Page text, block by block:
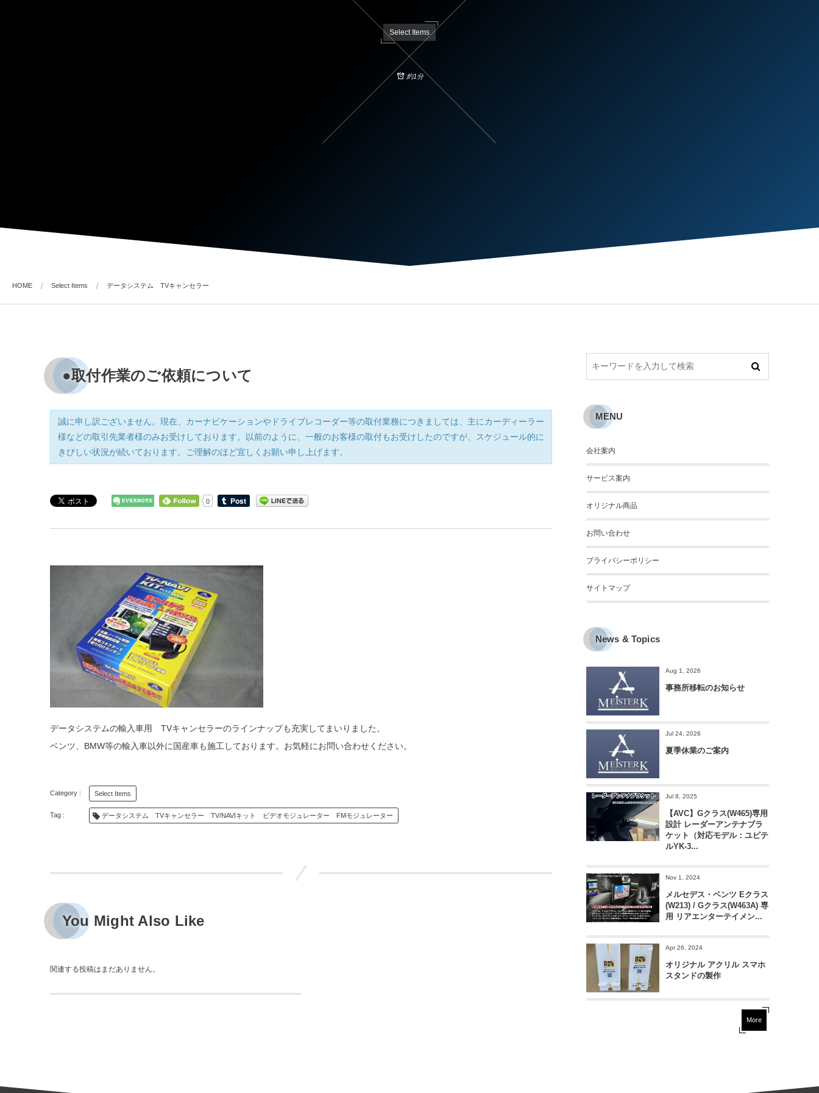
Select Items
約1分
HOME Select Items データシステム TVキャンセラー
●取付作業のご依頼について
誠に申し訳ございません。現在、カーナビケーションやドライブレコーダー等の取付業務につきましては、主にカーディーラー
様などの取引先業者様のみお受けしております。以前のように、一般のお客様の取付もお受けしたのですが、スケジュール的に
きびしい状況が続いております。ご理解のほど宜しくお願い申し上げます。
0
データシステムの輸入車用 TVキャンセラーのラインナップも充実してまいりました。
ベンツ、BMW等の輸入車以外に国産車も施工しております。お気軽にお問い合わせください。
Select Items
データシステム TVキャンセラー TV/NAVIキット ビデオモジュレーター FMモジュレーター
You Might Also Like
関連する投稿はまだありません。
MENU
会社案内
サービス案内
オリジナル商品
お問い合わせ
プライバシーポリシー
サイトマップ
News & Topics
Aug 1, 2026
事務所移転のお知らせ
Jul 24, 2026
夏季休業のご案内
Jul 8, 2025
【AVC】Gクラス(W465)専用
設計 レーダーアンテナブラ
ケット（対応モデル：ユピテ
ルYK-3...
Nov 1, 2024
メルセデス・ベンツ Eクラス
(W213) / Gクラス(W463A) 専
用 リアエンターテイメン...
Apr 26, 2024
オリジナル アクリル スマホ
スタンドの製作
More